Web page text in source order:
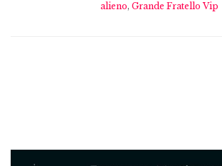
alieno, Grande Fratello Vip